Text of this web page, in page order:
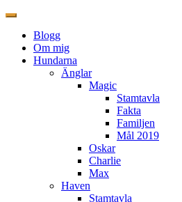
Blogg
Om mig
Hundarna
Änglar
Magic
Stamtavla
Fakta
Familjen
Mål 2019
Oskar
Charlie
Max
Haven
Stamtavla